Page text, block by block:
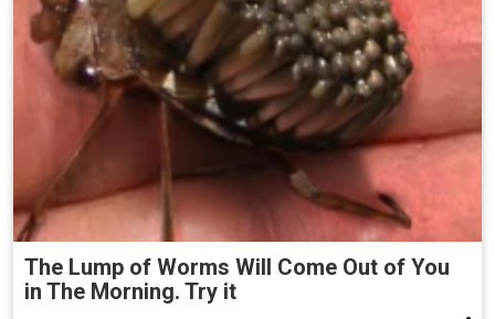
The Lump of Worms Will Come Out of You
in The Morning. Try it